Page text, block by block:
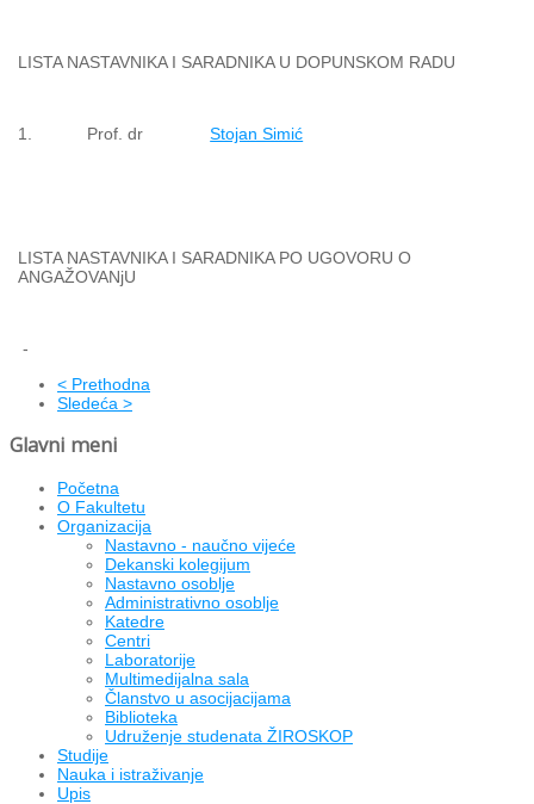
LISTA NASTAVNIKA I SARADNIKA U DOPUNSKOM RADU
1. Prof. dr Stojan Simić
LISTA NASTAVNIKA I SARADNIKA PO UGOVORU O
ANGAŽOVANjU
-
< Prethodna
Sledeća >
Glavni meni
Početna
O Fakultetu
Organizacija
Nastavno - naučno vijeće
Dekanski kolegijum
Nastavno osoblje
Administrativno osoblje
Katedre
Centri
Laboratorije
Multimedijalna sala
Članstvo u asocijacijama
Biblioteka
Udruženje studenata ŽIROSKOP
Studije
Nauka i istraživanje
Upis